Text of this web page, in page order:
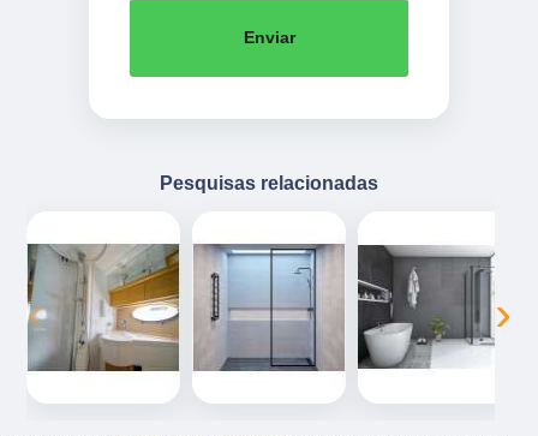
Enviar
Pesquisas relacionadas
‹ ›